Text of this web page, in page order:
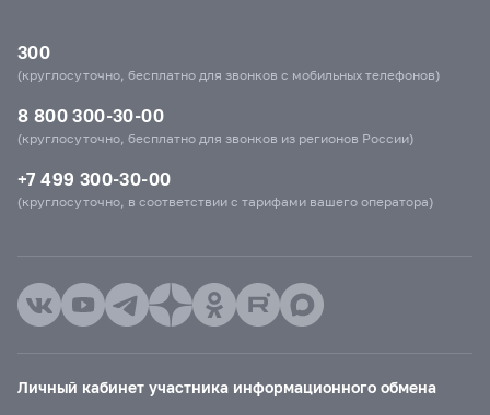
300
(круглосуточно, бесплатно для звонков с мобильных телефонов)
8 800 300-30-00
(круглосуточно, бесплатно для звонков из регионов России)
+7 499 300-30-00
(круглосуточно, в соответствии с тарифами вашего оператора)
Личный кабинет участника информационного обмена